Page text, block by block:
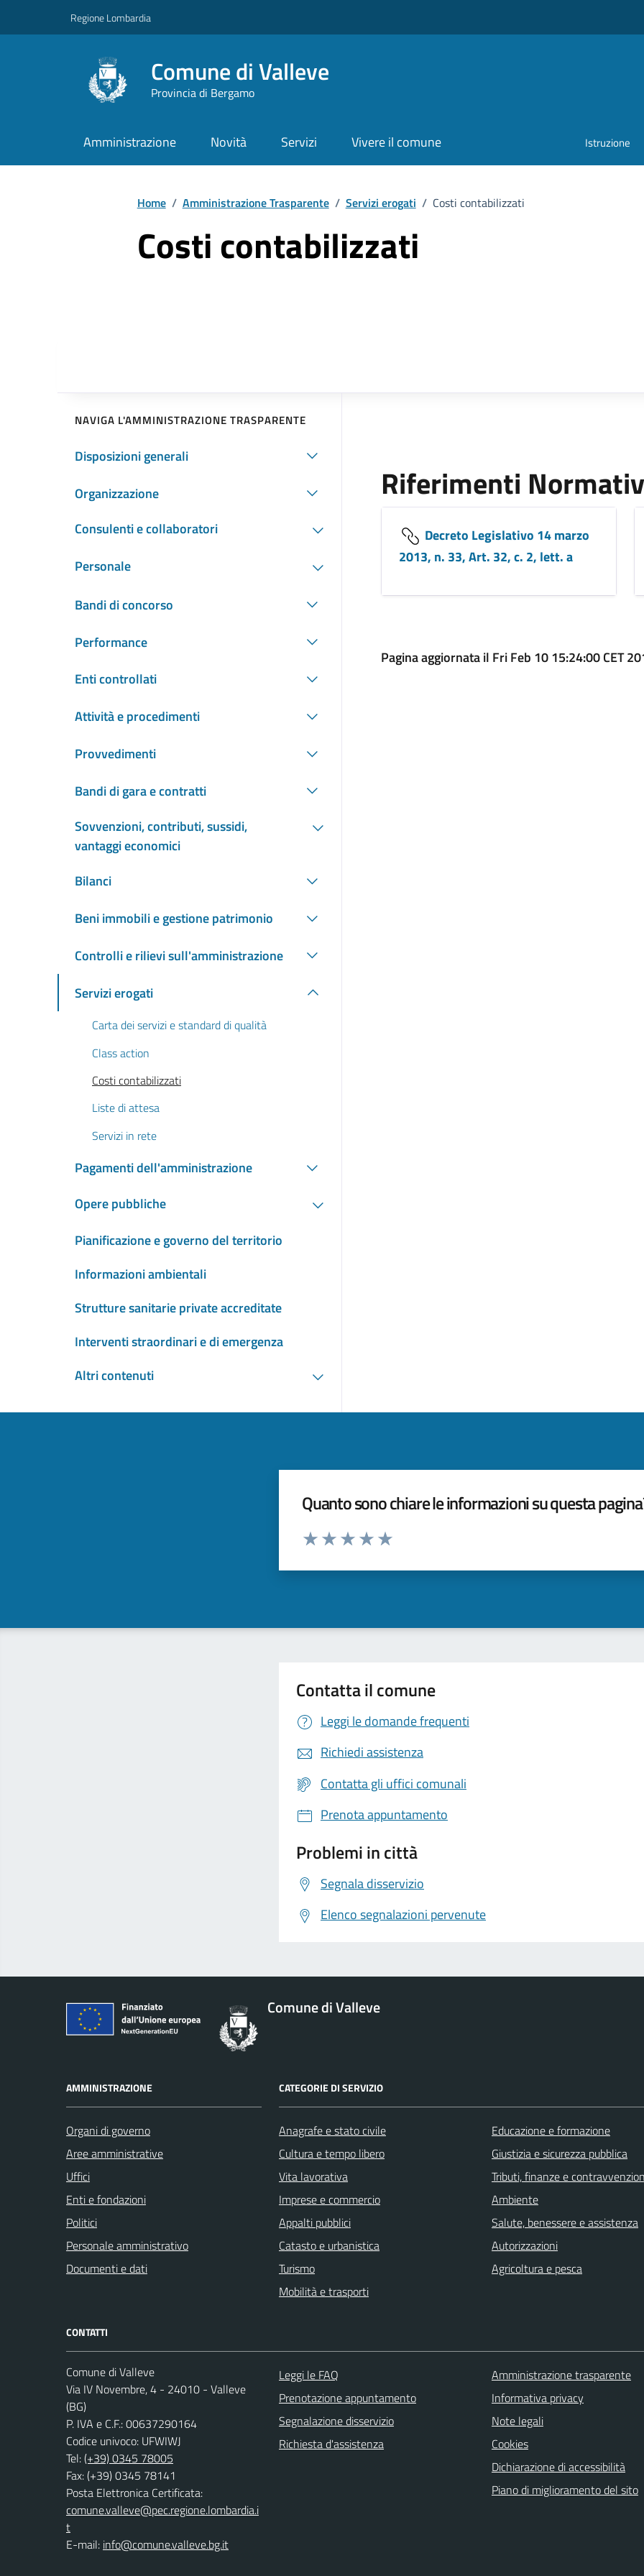
Regione Lombardia
Comune di Valleve
Provincia di Bergamo
Amministrazione Novità Servizi Vivere il comune Istruzione
Home / Amministrazione Trasparente / Servizi erogati / Costi contabilizzati
Costi contabilizzati
NAVIGA L'AMMINISTRAZIONE TRASPARENTE
Disposizioni generali
Organizzazione
Consulenti e collaboratori
Personale
Bandi di concorso
Performance
Enti controllati
Attività e procedimenti
Provvedimenti
Bandi di gara e contratti
Sovvenzioni, contributi, sussidi,
vantaggi economici
Bilanci
Beni immobili e gestione patrimonio
Controlli e rilievi sull'amministrazione
Servizi erogati
Carta dei servizi e standard di qualità
Class action
Costi contabilizzati
Liste di attesa
Servizi in rete
Pagamenti dell'amministrazione
Opere pubbliche
Pianificazione e governo del territorio
Informazioni ambientali
Strutture sanitarie private accreditate
Interventi straordinari e di emergenza
Altri contenuti
Riferimenti
Decreto Legislativo 14 marzo
2013, n. 33, Art. 32, c. 2, lett. a
Pagina aggiornata il Fri Feb 10 15:24:00 CET
Quanto sono chiare le informazioni su questa
Valuta da 1 a 5 stelle la pagina
Contatta il comune
Leggi le domande frequenti
Richiedi assistenza
Contatta gli uffici comunali
Prenota appuntamento
Problemi in città
Segnala disservizio
Elenco segnalazioni pervenute
Comune di Valleve
AMMINISTRAZIONE
Organi di governo
Aree amministrative
Uffici
Enti e fondazioni
Politici
Personale amministrativo
Documenti e dati
CATEGORIE DI SERVIZIO
Anagrafe e stato civile
Cultura e tempo libero
Vita lavorativa
Imprese e commercio
Appalti pubblici
Catasto e urbanistica
Turismo
Mobilità e trasporti
Educazione e formazione
Giustizia e sicurezza pubblica
Tributi, finanze e
Ambiente
Salute, benessere e assistenza
Autorizzazioni
Agricoltura e pesca
CONTATTI
Comune di Valleve
Via IV Novembre, 4 - 24010 - Valleve
(BG)
P. IVA e C.F.: 00637290164
Codice univoco: UFWIWJ
Tel:(+39) 0345 78005
Fax: (+39) 0345 78141
Posta Elettronica Certificata:
comune.valleve@pec.regione.lombardia.i
t
E-mail: info@comune.valleve.bg.it
Leggi le FAQ
Prenotazione appuntamento
Segnalazione disservizio
Richiesta d'assistenza
Amministrazione trasparente
Informativa privacy
Note legali
Cookies
Dichiarazione di accessibilità
Piano di miglioramento del sito